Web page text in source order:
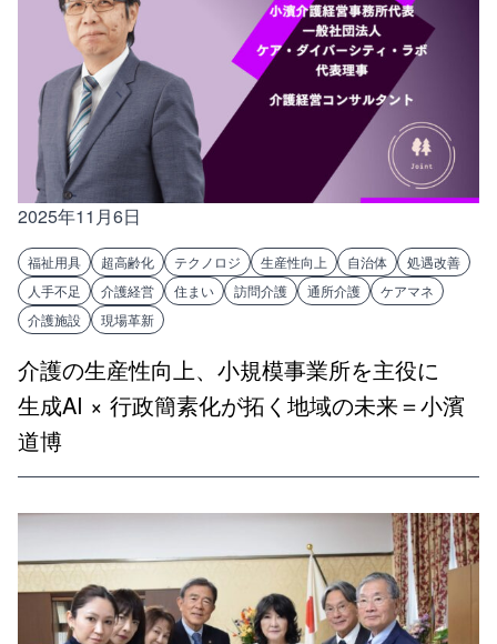
2025年11月6日
福祉用具 超高齢化 テクノロジ 生産性向上 自治体
処遇改善
人手不足
介護経営 住まい 訪問介護 通所介護
ケアマネ
介護施設
現場革新
介護の生産性向上、小規模事業所を主役に
生成AI × 行政簡素化が拓く地域の未来＝小濱
道博